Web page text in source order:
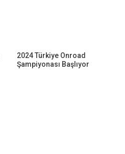
2024 Türkiye Onroad
Şampiyonası Başlıyor